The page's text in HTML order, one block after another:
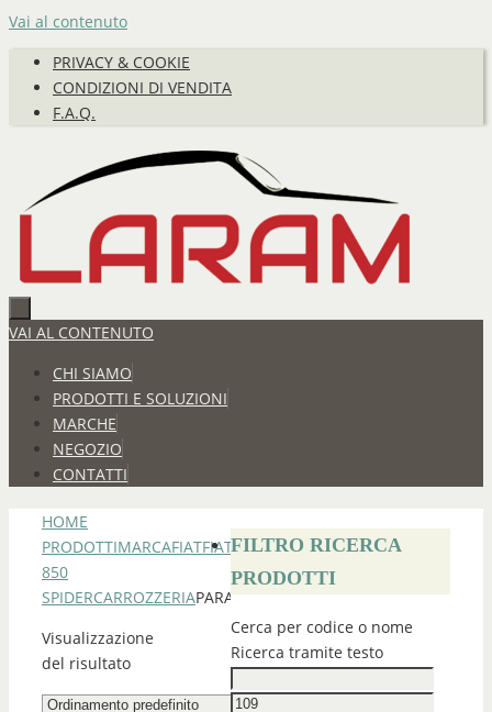
Vai al contenuto
PRIVACY & COOKIE
CONDIZIONI DI VENDITA
F.A.Q.
VAI AL CONTENUTO
CHI SIAMO
PRODOTTI E SOLUZIONI
MARCHE
NEGOZIO
CONTATTI
HOME
PRODOTTIMARCAFIATFIAT
850
SPIDERCARROZZERIAPARAURTI
Visualizzazione
del risultato
FILTRO RICERCA
PRODOTTI
Cerca per codice o nome
Ricerca tramite testo